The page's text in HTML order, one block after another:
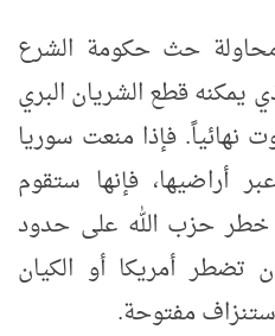
حث حكومة الشرع
يمكنه قطع الشريان البري
نهائياً. فإذا منعت سوريا
أراضيها، فإنها ستقوم
خطر حزب الله على حدود
تضطر أمريكا أو الكيان
مفتوحة.